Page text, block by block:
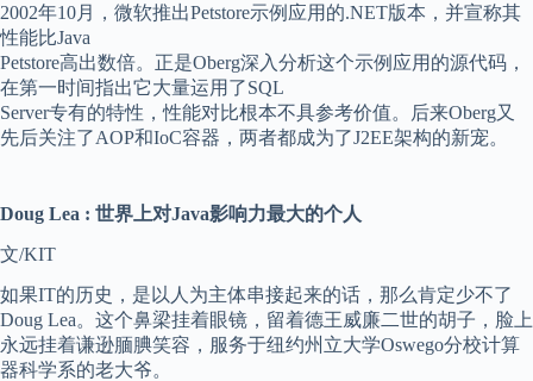
2002年10月，微软推出Petstore示例应用的.NET版本，并宣称其
性能比Java
Petstore高出数倍。正是Oberg深入分析这个示例应用的源代码，
在第一时间指出它大量运用了SQL
Server专有的特性，性能对比根本不具参考价值。后来Oberg又
先后关注了AOP和IoC容器，两者都成为了J2EE架构的新宠。
Doug Lea : 世界上对Java影响力最大的个人
文/KIT
如果IT的历史，是以人为主体串接起来的话，那么肯定少不了
Doug Lea。这个鼻梁挂着眼镜，留着德王威廉二世的胡子，脸上
永远挂着谦逊腼腆笑容，服务于纽约州立大学Oswego分校计算
器科学系的老大爷。